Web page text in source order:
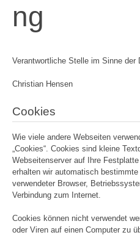
ng
Verantwortliche Stelle im Sinne
Christian Hensen
Cookies
Wie viele andere Webseiten
„Cookies“. Cookies sind kleine
Webseitenserver auf Ihre
erhalten wir automatisch
verwendeter Browser,
Verbindung zum Internet.
Cookies können nicht verwendet
oder Viren auf einen Computer zu